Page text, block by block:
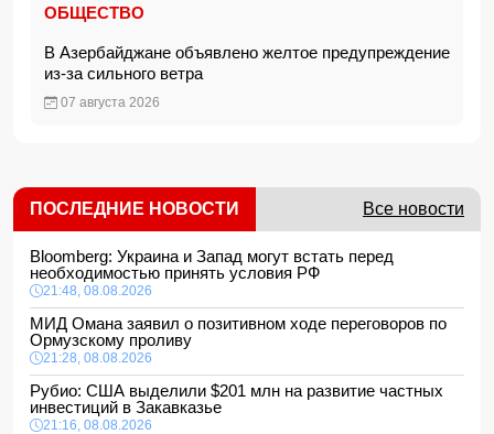
ОБЩЕСТВО
В Азербайджане объявлено желтое предупреждение
из-за сильного ветра
07 августа 2026
ПОСЛЕДНИЕ НОВОСТИ Все новости
Bloomberg: Украина и Запад могут встать перед
необходимостью принять условия РФ
21:48, 08.08.2026
МИД Омана заявил о позитивном ходе переговоров по
Ормузскому проливу
21:28, 08.08.2026
Рубио: США выделили $201 млн на развитие частных
инвестиций в Закавказье
21:16, 08.08.2026